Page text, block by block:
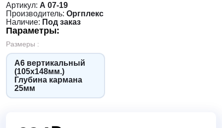
Артикул: А 07-19
Производитель: Оргплекс
Наличие: Под заказ
Параметры:
Размеры :
А6 вертикальный
(105х148мм.)
Глубина кармана
25мм